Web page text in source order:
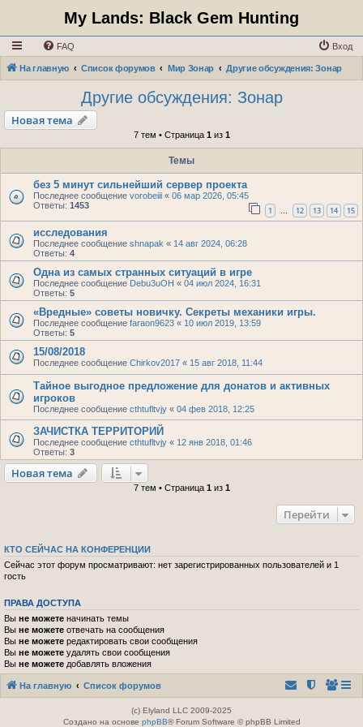
My Lands: Black Gem Hunting
FAQ Вход
На главную Список форумов Мир Зонар Другие обсуждения: Зонар
Другие обсуждения: Зонар
Новая тема
7 тем • Страница 1из 1
Темы
без 5 минут сильнейший сервер проекта
Последнее сообщение vorobeiii « 06 мар 2026, 05:45
Ответы: 1453 1 … 12 13 14 15
исследования
Последнее сообщение shnapak « 14 авг 2024, 06:28
Ответы: 4
Одна из самых странных ситуаций в игре
Последнее сообщение Debu3uOH « 04 июл 2024, 16:31
Ответы: 5
«Вредные» советы новичку. Секреты механики игры.
Последнее сообщение faraon9623 « 10 июл 2019, 13:59
Ответы: 5
15/08/2018
Последнее сообщение Chirkov2017 « 15 авг 2018, 11:44
Тайное выгодное предложение для донатов и активных
игроков
Последнее сообщение cthtufltvjy « 04 фев 2018, 12:25
ЗАЧИСТКА ТЕРРИТОРИЙ
Последнее сообщение cthtufltvjy « 12 янв 2018, 01:46
Ответы: 3
Новая тема
7 тем • Страница 1из 1
Перейти
КТО СЕЙЧАС НА КОНФЕРЕНЦИИ
Сейчас этот форум просматривают: нет зарегистрированных пользователей и 1
гость
ПРАВА ДОСТУПА
Вы не можете начинать темы
Вы не можете отвечать на сообщения
Вы не можете редактировать свои сообщения
Вы не можете удалять свои сообщения
Вы не можете добавлять вложения
На главную Список форумов
(c) Elyland LLC 2009-2025
Создано на основе phpBB® Forum Software © phpBB Limited